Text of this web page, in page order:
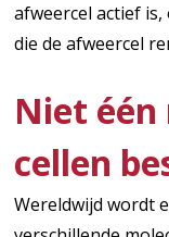
afweercel actief
die de afweercel
Niet
cellen
Wereldwijd wordt